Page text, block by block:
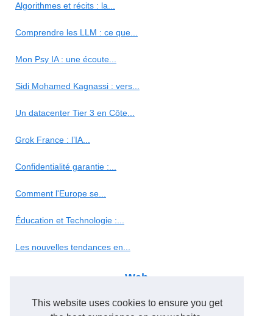
This website uses cookies to ensure you get
Algorithmes et récits : la...
Comprendre les LLM : ce que...
Mon Psy IA : une écoute...
Sidi Mohamed Kagnassi : vers...
Un datacenter Tier 3 en Côte...
Grok France : l’IA...
Confidentialité garantie :...
Comment l'Europe se...
Éducation et Technologie :...
Les nouvelles tendances en...
Web
SEO et cloaking : Innover ou...